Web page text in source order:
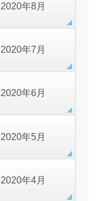
2020年8月
2020年7月
2020年6月
2020年5月
2020年4月